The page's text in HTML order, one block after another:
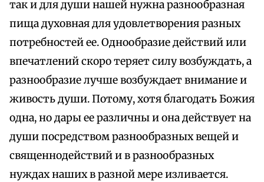
так и для души нашей нужна разнообразная
пища духовная для удовлетворения разных
потребностей ее. Однообразие действий или
впечатлений скоро теряет силу возбуждать, а
разнообразие лучше возбуждает внимание и
живость души. Потому, хотя благодать Божия
одна, но дары ее различны и она действует на
души посредством разнообразных вещей и
священнодействий и в разнообразных
нуждах наших в разной мере изливается.